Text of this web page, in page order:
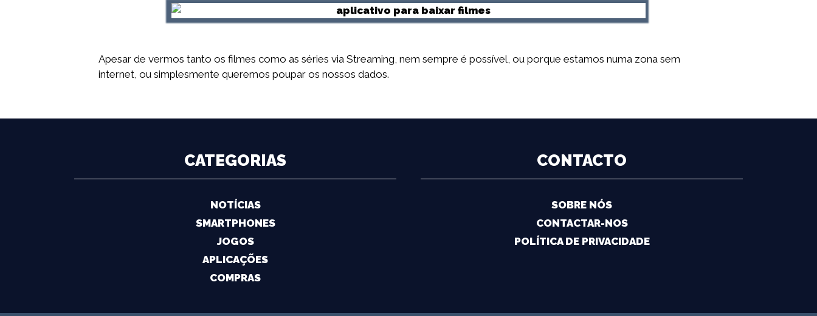
Apesar de vermos tanto os filmes como as séries via Streaming, nem sempre é possível, ou porque estamos numa zona sem
internet, ou simplesmente queremos poupar os nossos dados.
CATEGORIAS
NOTÍCIAS
SMARTPHONES
JOGOS
APLICAÇÕES
COMPRAS
CONTACTO
SOBRE NÓS
CONTACTAR-NOS
POLÍTICA DE PRIVACIDADE